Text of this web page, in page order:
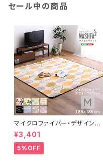
セール中の商品
マイクロファイバー・デザインラ
グマットMサイズ（185×185cm）
洗えるラグマット 【WASHFA2】
FRG-D2-M
¥3,401
5%OFF